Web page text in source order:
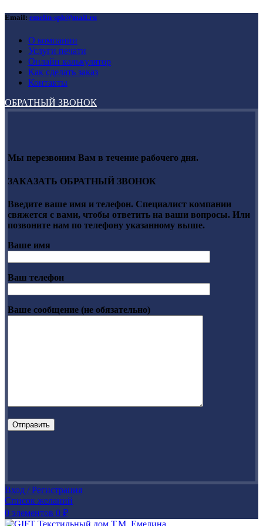
Email: emelin-spb@mail.ru
О компании
Услуги печати
Онлайн калькулятор
Как сделать заказ
Контакты
ОБРАТНЫЙ ЗВОНОК
Мы перезвоним Вам в течение рабочего дня.
ЗАКАЗАТЬ ОБРАТНЫЙ ЗВОНОК
Введите ваше имя и телефон. Специалист компании
свяжется с вами, чтобы ответить на ваши вопросы. Или
позвоните нам по телефону указанному выше.
Ваше имя
Ваш телефон
Ваше сообщение (не обязательно)
Вход / Регистрация
Список желаний
0 элементов 0 ₽